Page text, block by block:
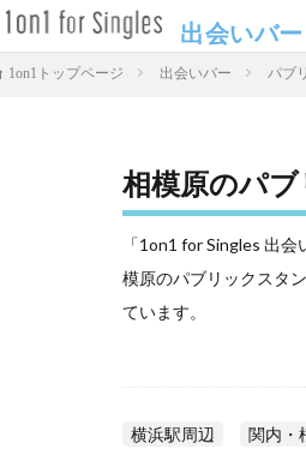
出会いバー
1on1トップページ 出会いバー パブ
相模原のパ
「1on1 for Singles 出
模原のパブリックスタ
ています。
横浜駅周辺 関内・